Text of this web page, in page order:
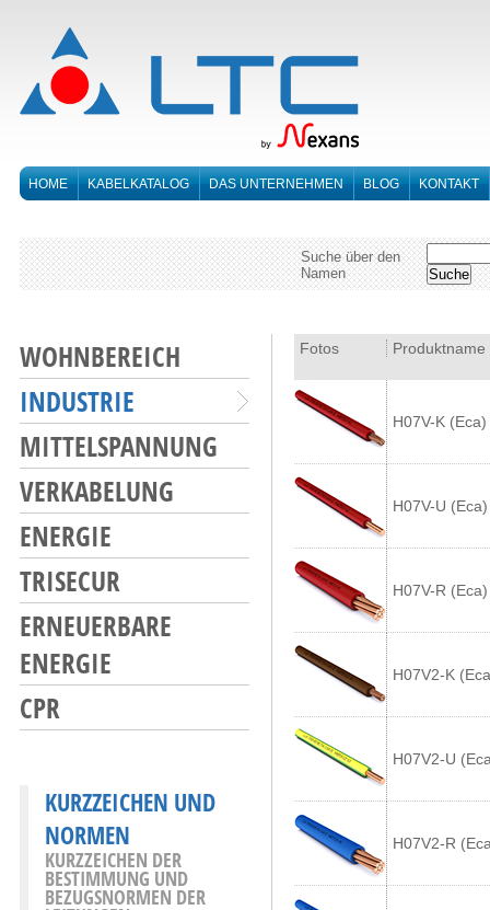
HOME KABELKATALOG DAS UNTERNEHMEN BLOG KONTAKT
Suche über den
Namen
WOHNBEREICH
INDUSTRIE
MITTELSPANNUNG
VERKABELUNG
ENERGIE
TRISECUR
ERNEUERBARE
ENERGIE
CPR
KURZZEICHEN UND
NORMEN
KURZZEICHEN DER
BESTIMMUNG UND
BEZUGSNORMEN DER
Fotos Produktname
H07V-K (Eca)
H07V-U (Eca)
H07V-R (Eca)
H07V2-K
H07V2-U
H07V2-R